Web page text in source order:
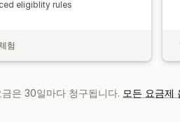
eligiblity rules
험
은 30일마다 청구됩니다. 모든 요금제